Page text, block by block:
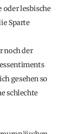
oder lesbische
Sparte
noch der
gesehen so
schlechte